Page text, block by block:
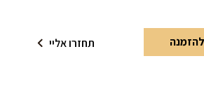
תחזרו אליי